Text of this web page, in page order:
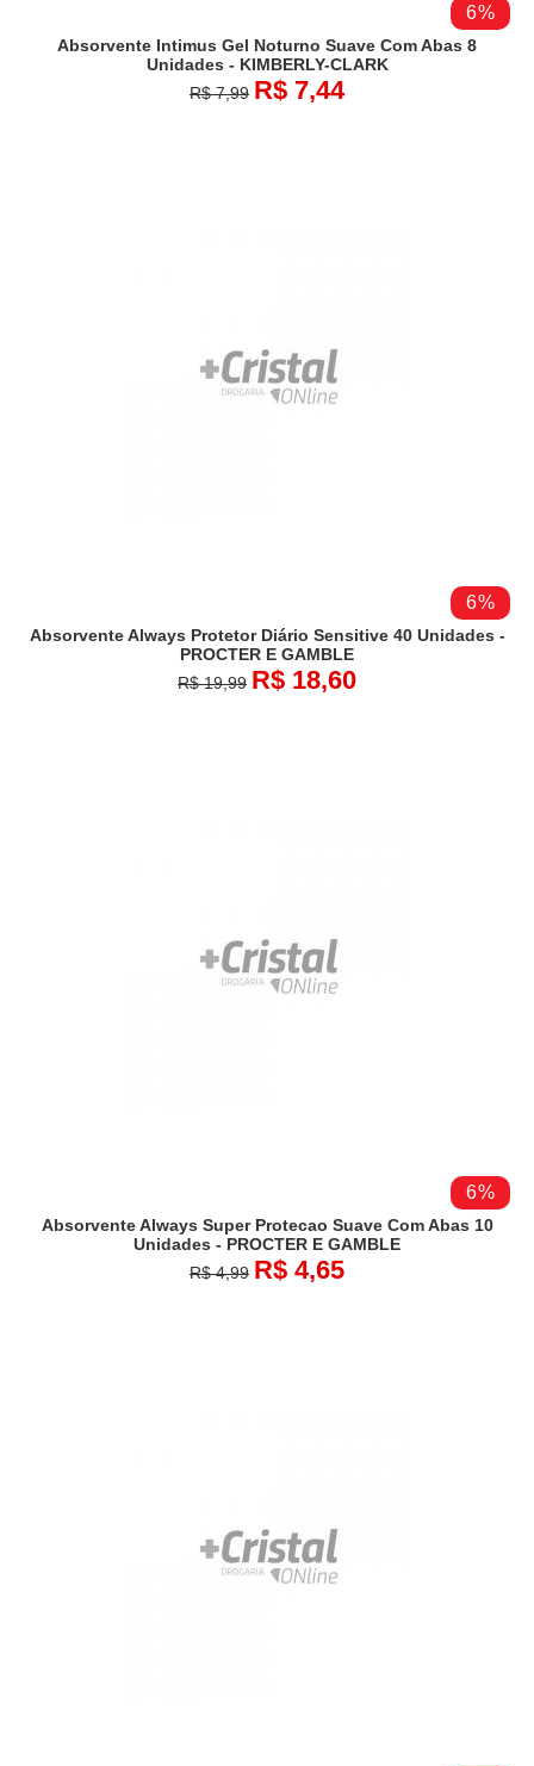
6%
Absorvente Intimus Gel Noturno Suave Com Abas 8
Unidades - KIMBERLY-CLARK
R$ 7,99 R$ 7,44
6%
Absorvente Always Protetor Diário Sensitive 40 Unidades -
PROCTER E GAMBLE
R$ 19,99 R$ 18,60
6%
Absorvente Always Super Protecao Suave Com Abas 10
Unidades - PROCTER E GAMBLE
R$ 4,99 R$ 4,65